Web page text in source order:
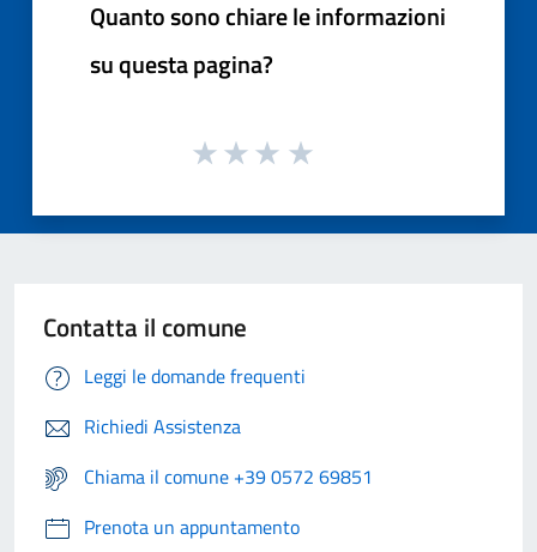
Quanto sono chiare le informazioni
su questa pagina?
Contatta il comune
Leggi le domande frequenti
Richiedi Assistenza
Chiama il comune +39 0572 69851
Prenota un appuntamento